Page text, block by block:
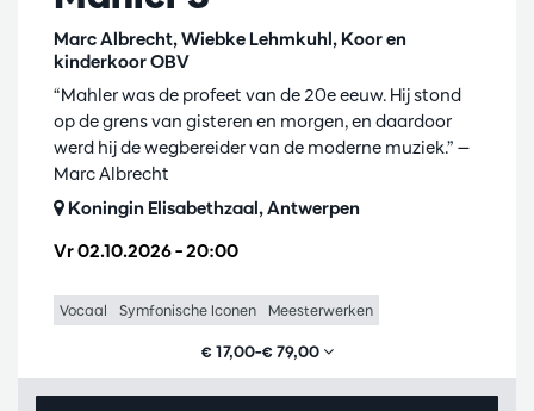
Marc Albrecht, Wiebke Lehmkuhl, Koor en
kinderkoor OBV
Vr 02.10.2026– 20:00
“Mahler was de profeet van de 20e eeuw. Hij stond
op de grens van gisteren en morgen, en daardoor
werd hij de wegbereider van de moderne muziek.” —
Marc Albrecht
Koningin Elisabethzaal, Antwerpen
Vocaal Symfonische Iconen Meesterwerken
€ 17,00–€ 79,00